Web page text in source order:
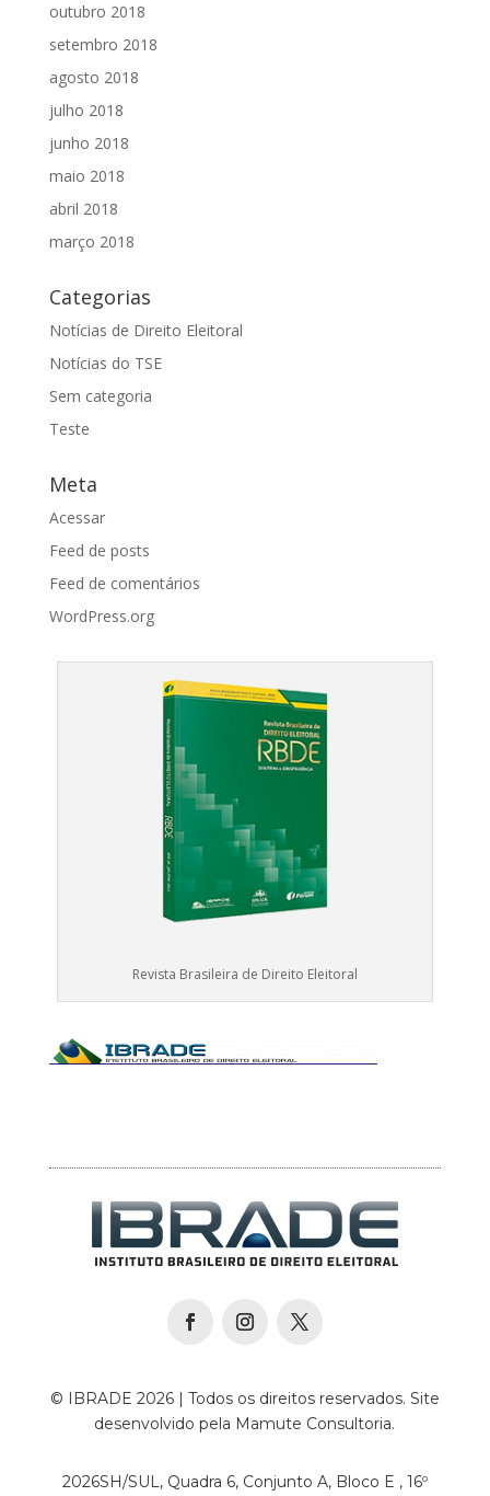
outubro 2018
setembro 2018
agosto 2018
julho 2018
junho 2018
maio 2018
abril 2018
março 2018
Categorias
Notícias de Direito Eleitoral
Notícias do TSE
Sem categoria
Teste
Meta
Acessar
Feed de posts
Feed de comentários
WordPress.org
Revista Brasileira de Direito Eleitoral
© IBRADE 2026 | Todos os direitos reservados. Site
desenvolvido pela Mamute Consultoria.
2026SH/SUL, Quadra 6, Conjunto A, Bloco E , 16º